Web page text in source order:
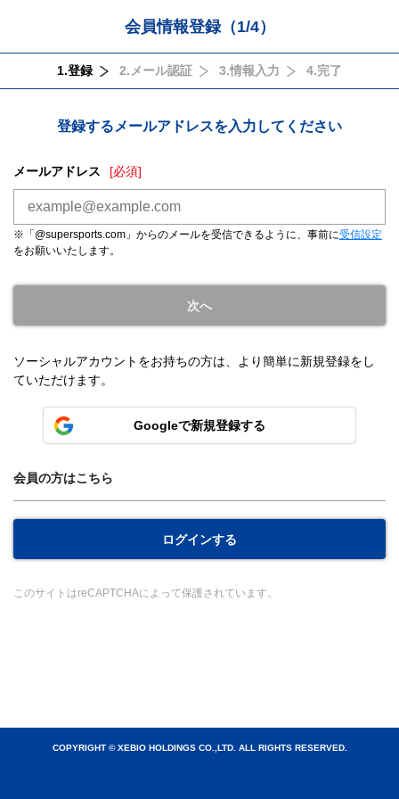
会員情報登録（1/4）
1.登録 2.メール認証 3.情報入力 4.完了
登録するメールアドレスを入力してください
メールアドレス [必須]
※「@supersports.com」からのメールを受信できるように、事前に受信設定
をお願いいたします。
ソーシャルアカウントをお持ちの方は、より簡単に新規登録をし
ていただけます。
Googleで新規登録する
会員の方はこちら
ログインする
このサイトはreCAPTCHAによって保護されています。
COPYRIGHT ©XEBIO HOLDINGS CO.,LTD. ALL RIGHTS RESERVED.